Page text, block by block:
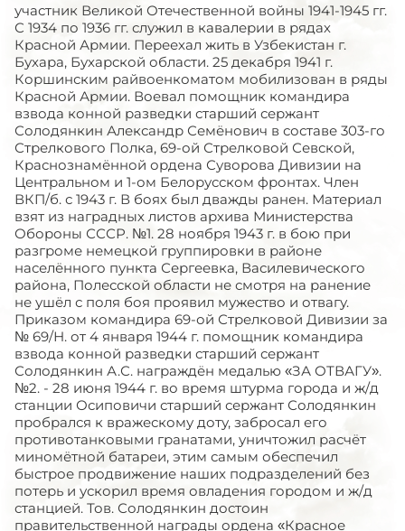
участник Великой Отечественной войны 1941-1945 гг.
С 1934 по 1936 гг. служил в кавалерии в рядах
Красной Армии. Переехал жить в Узбекистан г.
Бухара, Бухарской области. 25 декабря 1941 г.
Коршинским райвоенкоматом мобилизован в ряды
Красной Армии. Воевал помощник командира
взвода конной разведки старший сержант
Солодянкин Александр Семёнович в составе 303-го
Стрелкового Полка, 69-ой Стрелковой Севской,
Краснознамённой ордена Суворова Дивизии на
Центральном и 1-ом Белорусском фронтах. Член
ВКП/б. с 1943 г. В боях был дважды ранен. Материал
взят из наградных листов архива Министерства
Обороны СССР. №1. 28 ноября 1943 г. в бою при
разгроме немецкой группировки в районе
населённого пункта Сергеевка, Василевического
района, Полесской области не смотря на ранение
не ушёл с поля боя проявил мужество и отвагу.
Приказом командира 69-ой Стрелковой Дивизии за
№ 69/Н. от 4 января 1944 г. помощник командира
взвода конной разведки старший сержант
Солодянкин А.С. награждён медалью «ЗА ОТВАГУ».
№2. - 28 июня 1944 г. во время штурма города и ж/д
станции Осиповичи старший сержант Солодянкин
пробрался к вражескому доту, забросал его
противотанковыми гранатами, уничтожил расчёт
миномётной батареи, этим самым обеспечил
быстрое продвижение наших подразделений без
потерь и ускорил время овладения городом и ж/д
станцией. Тов. Солодянкин достоин
правительственной награды ордена «Красное